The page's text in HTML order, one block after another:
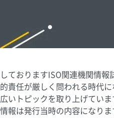
ておりますISO関連機関情
責任が厳しく問われる時代
いトピックを取り上げていま
報は発行当時の内容になり